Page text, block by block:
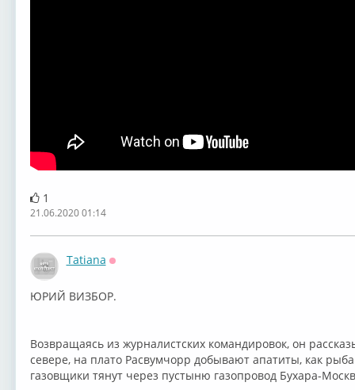
1
21.06.2020 01:14
Tatiana
ЮРИЙ ВИЗБОР.
Возвращаясь из журналистских командировок, он
севере, на плато Расвумчорр добывают апатиты, как
газовщики тянут через пустыню газопровод Бухара-